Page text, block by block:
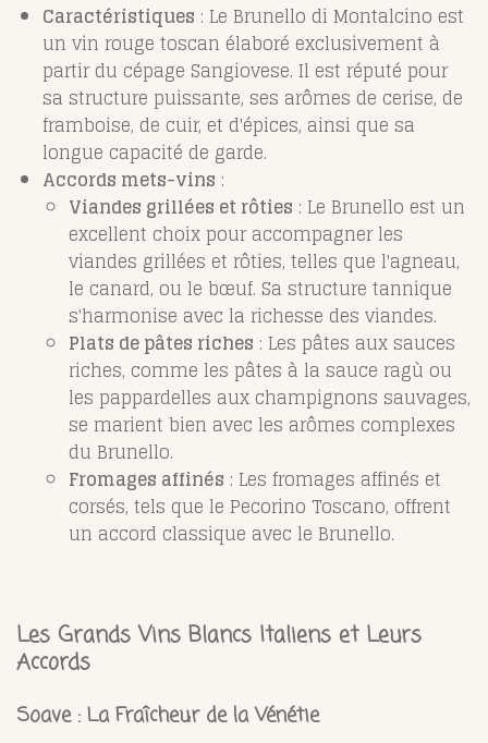
Caractéristiques : Le Brunello di Montalcino est
un vin rouge toscan élaboré exclusivement à
partir du cépage Sangiovese. Il est réputé pour
sa structure puissante, ses arômes de cerise, de
framboise, de cuir, et d'épices, ainsi que sa
longue capacité de garde.
Accords mets-vins :
Viandes grillées et rôties : Le Brunello est un
excellent choix pour accompagner les
viandes grillées et rôties, telles que l'agneau,
le canard, ou le bœuf. Sa structure tannique
s'harmonise avec la richesse des viandes.
Plats de pâtes riches : Les pâtes aux sauces
riches, comme les pâtes à la sauce ragù ou
les pappardelles aux champignons sauvages,
se marient bien avec les arômes complexes
du Brunello.
Fromages affinés : Les fromages affinés et
corsés, tels que le Pecorino Toscano, offrent
un accord classique avec le Brunello.
Les Grands Vins Blancs Italiens et Leurs
Accords
Soave : La Fraîcheur de la Vénétie